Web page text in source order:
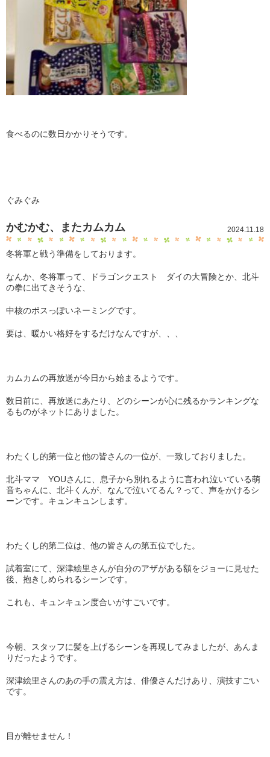
食べるのに数日かかりそうです。
ぐみぐみ
2024.11.18
かむかむ、またカムカム
冬将軍と戦う準備をしております。
なんか、冬将軍って、ドラゴンクエスト ダイの大冒険とか、北斗
の拳に出てきそうな、
中核のボスっぽいネーミングです。
要は、暖かい格好をするだけなんですが、、、
カムカムの再放送が今日から始まるようです。
数日前に、再放送にあたり、どのシーンが心に残るかランキングな
るものがネットにありました。
わたくし的第一位と他の皆さんの一位が、一致しておりました。
北斗ママ YOUさんに、息子から別れるように言われ泣いている萌
音ちゃんに、北斗くんが、なんで泣いてるん？って、声をかけるシ
ーンです。キュンキュンします。
わたくし的第二位は、他の皆さんの第五位でした。
試着室にて、深津絵里さんが自分のアザがある額をジョーに見せた
後、抱きしめられるシーンです。
これも、キュンキュン度合いがすごいです。
今朝、スタッフに髪を上げるシーンを再現してみましたが、あんま
りだったようです。
深津絵里さんのあの手の震え方は、俳優さんだけあり、演技すごい
です。
目が離せません！